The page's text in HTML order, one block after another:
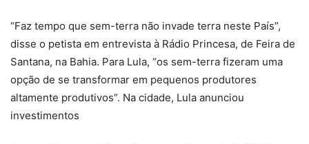
“Faz tempo que sem-terra não invade terra neste País”,
disse o petista em entrevista à Rádio Princesa, de Feira de
Santana, na Bahia. Para Lula, “os sem-terra fizeram uma
opção de se transformar em pequenos produtores
altamente produtivos”. Na cidade, Lula anunciou
investimentos